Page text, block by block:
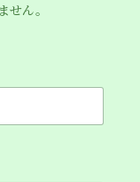
せん。